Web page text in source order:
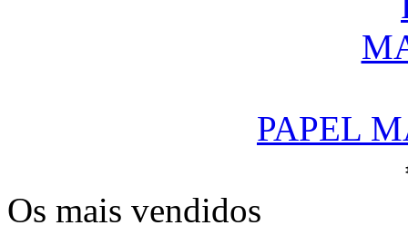
PAPEL
Os mais vendidos